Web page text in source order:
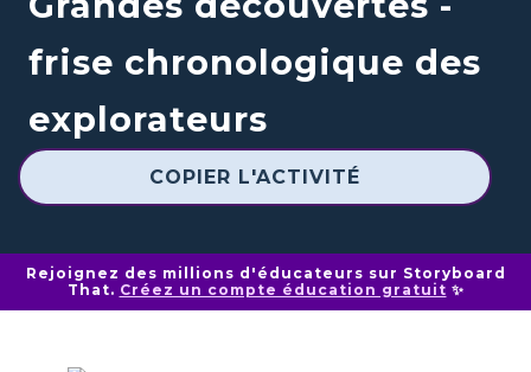
frise chronologique des
explorateurs
COPIER L'ACTIVITÉ
Rejoignez des millions d'éducateurs sur Storyboard
That. Créez un compte éducation gratuit ✨